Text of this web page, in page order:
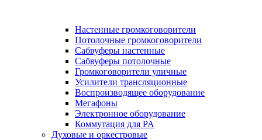
Настенные громкоговорители
Потолочные громкоговорители
Сабвуферы настенные
Сабвуферы потолочные
Громкоговорители уличные
Усилители трансляционные
Воспроизводящее оборудование
Мегафоны
Электронное оборудование
Коммутация для PA
Духовые и оркестровые